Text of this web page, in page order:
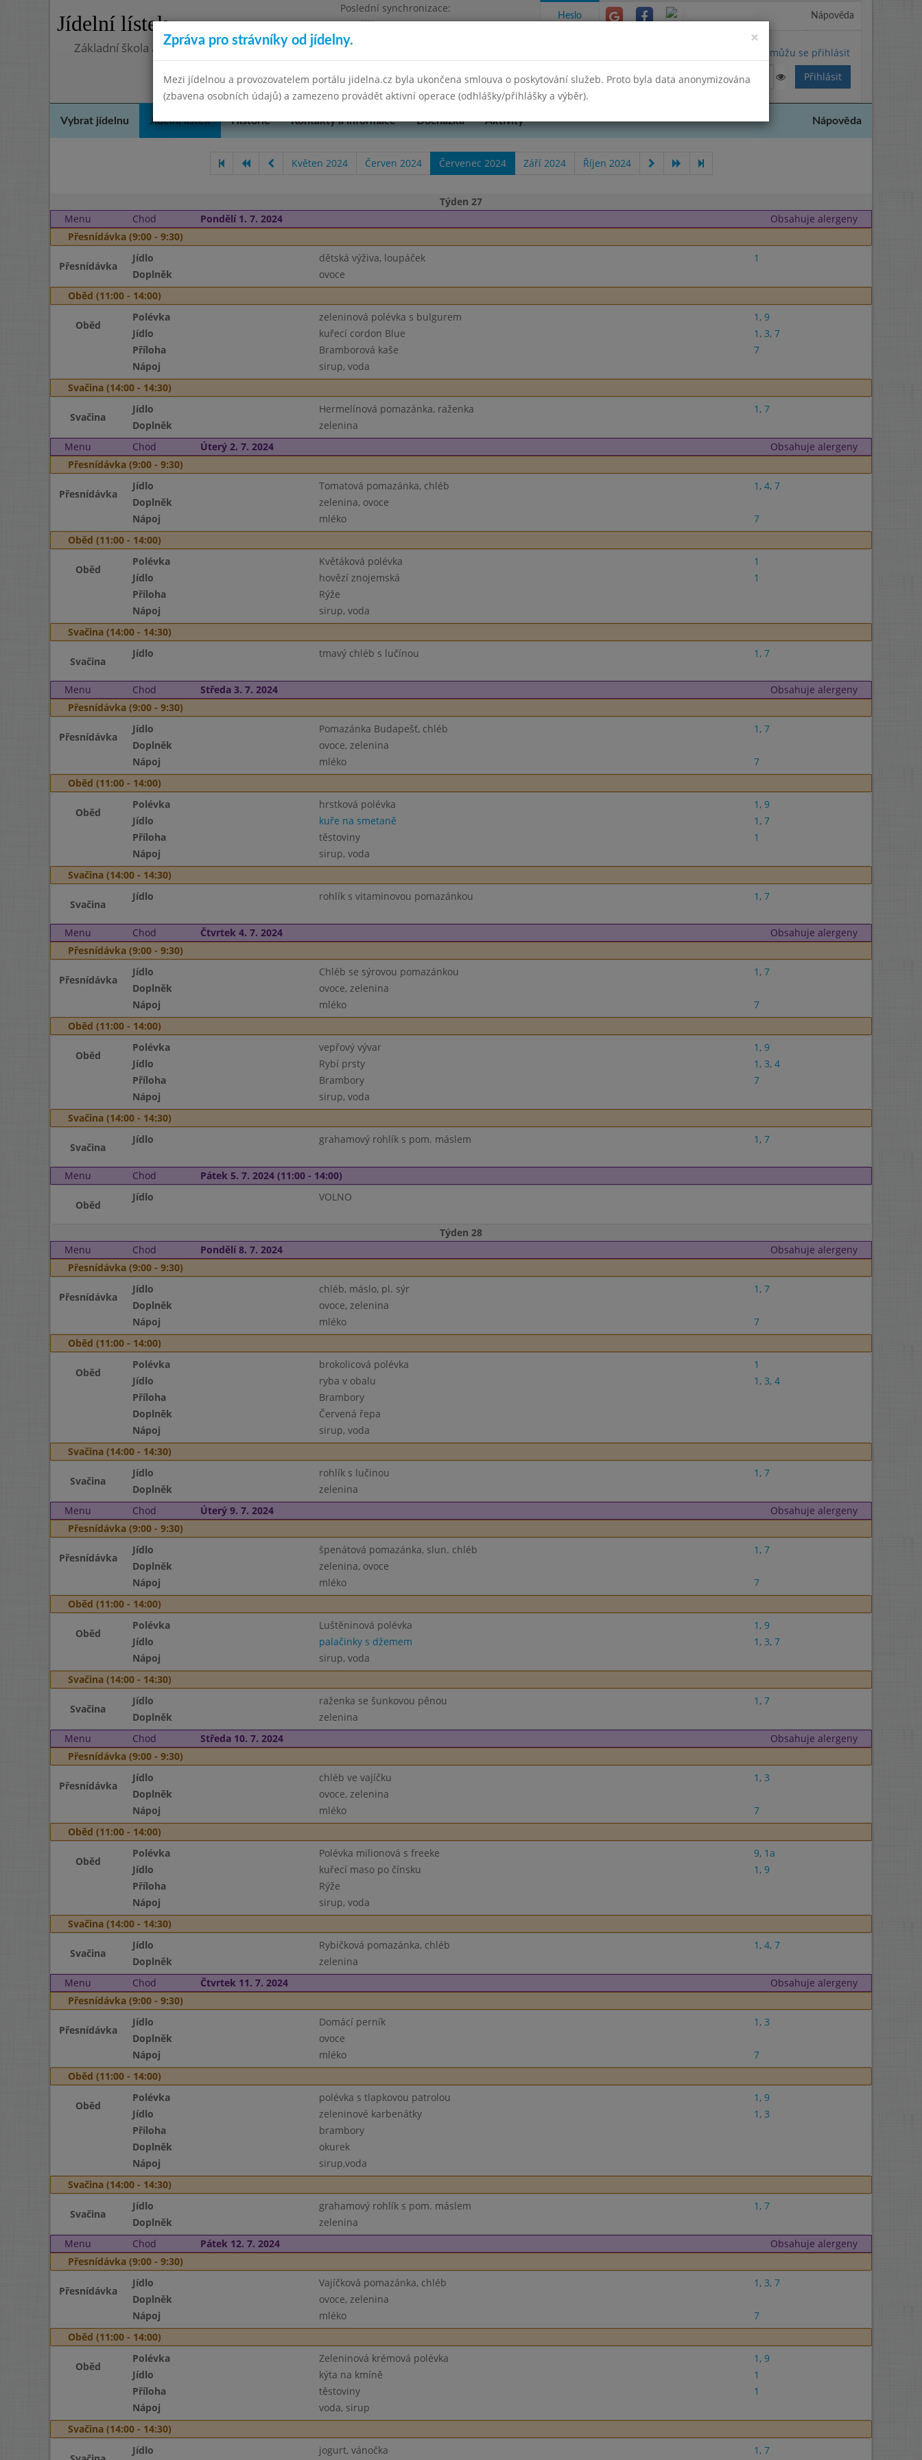
Jídelní lístek
Poslední synchronizace:
Pondělí 30.6.2025 15:21
Základní škola a Mateřská škola Telnice, okres Brno-venkov, příspěvková organizace
Heslo Nápověda
Nemůžu se přihlásit
Vybrat jídelnu Jídelní lístek Historie Kontakty a informace Docházka Aktivity Nápověda
Květen 2024 Červen 2024 Červenec 2024 Září 2024 Říjen 2024
Týden 27
Menu
Chod Pondělí 1. 7. 2024
Obsahuje alergeny
Přesnídávka (9:00 - 9:30)
Přesnídávka
Jídlo dětská výživa, loupáček
1
Doplněk
ovoce
Oběd (11:00 - 14:00)
Oběd
Polévka zeleninová polévka s bulgurem 1 , 9
Jídlo
kuřecí cordon Blue 1 , 3, 7
Příloha
Bramborová kaše
7
Nápoj
sirup, voda
Svačina (14:00 - 14:30)
Svačina
Jídlo Hermelínová pomazánka, raženka 1 , 7
Doplněk
zelenina
Menu
Chod Úterý 2. 7. 2024
Obsahuje alergeny
Přesnídávka (9:00 - 9:30)
Přesnídávka
Jídlo Tomatová pomazánka, chléb 1 , 4, 7
Doplněk
zelenina, ovoce
Nápoj
mléko
7
Oběd (11:00 - 14:00)
Oběd
Polévka Květáková polévka
1
Jídlo
hovězí znojemská
1
Příloha
Rýže
Nápoj
sirup, voda
Svačina (14:00 - 14:30)
Svačina
Jídlo tmavý chléb s lučínou 1 , 7
Menu Chod Středa 3. 7. 2024
Obsahuje alergeny
Přesnídávka (9:00 - 9:30)
Přesnídávka
Jídlo Pomazánka Budapešť, chléb 1 , 7
Doplněk
ovoce, zelenina
Nápoj
mléko
7
Oběd (11:00 - 14:00)
Oběd
Polévka hrstková polévka 1 , 9
Jídlo
kuře na smetaně 1 , 7
Příloha
těstoviny
1
Nápoj
sirup, voda
Svačina (14:00 - 14:30)
Svačina
Jídlo rohlík s vitaminovou pomazánkou 1 , 7
Menu Chod Čtvrtek 4. 7. 2024
Obsahuje alergeny
Přesnídávka (9:00 - 9:30)
Přesnídávka
Jídlo Chléb se sýrovou pomazánkou 1 , 7
Doplněk
ovoce, zelenina
Nápoj
mléko
7
Oběd (11:00 - 14:00)
Oběd
Polévka vepřový vývar 1 , 9
Jídlo
Rybí prsty 1 , 3, 4
Příloha
Brambory
7
Nápoj
sirup, voda
Svačina (14:00 - 14:30)
Svačina
Jídlo grahamový rohlík s pom. máslem 1 , 7
Menu Chod Pátek 5. 7. 2024 (11:00 - 14:00)
Oběd
Jídlo VOLNO
Týden 28
Menu
Chod Pondělí 8. 7. 2024
Obsahuje alergeny
Přesnídávka (9:00 - 9:30)
Přesnídávka
Jídlo chléb, máslo, pl. sýr 1 , 7
Doplněk
ovoce, zelenina
Nápoj
mléko
7
Oběd (11:00 - 14:00)
Oběd
Polévka brokolicová polévka
1
Jídlo
ryba v obalu 1 , 3, 4
Příloha
Brambory
Doplněk
Červená řepa
Nápoj
sirup, voda
Svačina (14:00 - 14:30)
Svačina
Jídlo rohlík s lučinou 1 , 7
Doplněk
zelenina
Menu
Chod Úterý 9. 7. 2024
Obsahuje alergeny
Přesnídávka (9:00 - 9:30)
Přesnídávka
Jídlo špenátová pomazánka, slun. chléb 1 , 7
Doplněk
zelenina, ovoce
Nápoj
mléko
7
Oběd (11:00 - 14:00)
Oběd
Polévka Luštěninová polévka 1 , 9
Jídlo
palačinky s džemem 1 , 3, 7
Nápoj
sirup, voda
Svačina (14:00 - 14:30)
Svačina
Jídlo raženka se šunkovou pěnou 1 , 7
Doplněk
zelenina
Menu
Chod Středa 10. 7. 2024
Obsahuje alergeny
Přesnídávka (9:00 - 9:30)
Přesnídávka
Jídlo chléb ve vajíčku 1 , 3
Doplněk
ovoce, zelenina
Nápoj
mléko
7
Oběd (11:00 - 14:00)
Oběd
Polévka Polévka milionová s freeke 9, 1a
Jídlo
kuřecí maso po čínsku 1 , 9
Příloha
Rýže
Nápoj
sirup, voda
Svačina (14:00 - 14:30)
Svačina
Jídlo Rybičková pomazánka, chléb 1 , 4, 7
Doplněk
zelenina
Menu
Chod Čtvrtek 11. 7. 2024
Obsahuje alergeny
Přesnídávka (9:00 - 9:30)
Přesnídávka
Jídlo Domácí perník 1 , 3
Doplněk
ovoce
Nápoj
mléko
7
Oběd (11:00 - 14:00)
Oběd
Polévka polévka s tlapkovou patrolou 1 , 9
Jídlo
zeleninové karbenátky 1 , 3
Příloha
brambory
Doplněk
okurek
Nápoj
sirup,voda
Svačina (14:00 - 14:30)
Svačina
Jídlo grahamový rohlík s pom. máslem 1 , 7
Doplněk
zelenina
Menu
Chod Pátek 12. 7. 2024
Obsahuje alergeny
Přesnídávka (9:00 - 9:30)
Přesnídávka
Jídlo Vajíčková pomazánka, chléb 1 , 3, 7
Doplněk
ovoce, zelenina
Nápoj
mléko
7
Oběd (11:00 - 14:00)
Oběd
Polévka Zeleninová krémová polévka 1 , 9
Jídlo
kýta na kmíně
1
Příloha
těstoviny
1
Nápoj
voda, sirup
Svačina (14:00 - 14:30)
Jídlo jogurt, vánočka 1 , 7
×
Zpráva pro strávníky od jídelny.
Mezi jídelnou a provozovatelem portálu jidelna.cz byla ukončena smlouva o poskytování služeb. Proto byla data anonymizována
(zbavena osobních údajů) a zamezeno provádět aktivní operace (odhlášky/přihlášky a výběr).